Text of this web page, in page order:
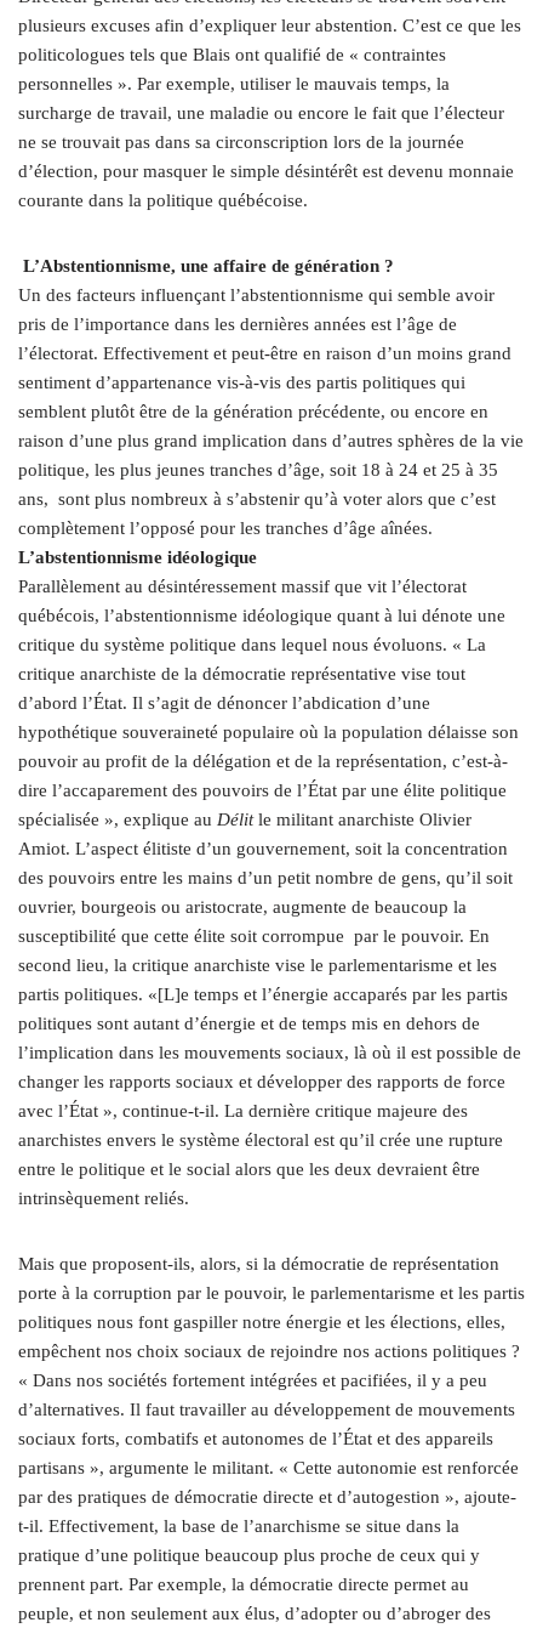
plusieurs excuses afin d’expliquer leur abstention. C’est ce que les
politicologues tels que Blais ont qualifié de « contraintes
personnelles ». Par exemple, utiliser le mauvais temps, la
surcharge de travail, une maladie ou encore le fait que l’électeur
ne se trouvait pas dans sa circonscription lors de la journée
d’élection, pour masquer le simple désintérêt est devenu monnaie
courante dans la politique québécoise.
L’Abstentionnisme, une affaire de génération ?
Un des facteurs influençant l’abstentionnisme qui semble avoir
pris de l’importance dans les dernières années est l’âge de
l’électorat. Effectivement et peut-être en raison d’un moins grand
sentiment d’appartenance vis-à-vis des partis politiques qui
semblent plutôt être de la génération précédente, ou encore en
raison d’une plus grand implication dans d’autres sphères de la vie
politique, les plus jeunes tranches d’âge, soit 18 à 24 et 25 à 35
ans, sont plus nombreux à s’abstenir qu’à voter alors que c’est
complètement l’opposé pour les tranches d’âge aînées.
L’abstentionnisme idéologique
Parallèlement au désintéressement massif que vit l’électorat
québécois, l’abstentionnisme idéologique quant à lui dénote une
critique du système politique dans lequel nous évoluons. « La
critique anarchiste de la démocratie représentative vise tout
d’abord l’État. Il s’agit de dénoncer l’abdication d’une
hypothétique souveraineté populaire où la population délaisse son
pouvoir au profit de la délégation et de la représentation, c’est-à-
dire l’accaparement des pouvoirs de l’État par une élite politique
spécialisée », explique au Délitle militant anarchiste Olivier
Amiot. L’aspect élitiste d’un gouvernement, soit la concentration
des pouvoirs entre les mains d’un petit nombre de gens, qu’il soit
ouvrier, bourgeois ou aristocrate, augmente de beaucoup la
susceptibilité que cette élite soit corrompue par le pouvoir. En
second lieu, la critique anarchiste vise le parlementarisme et les
partis politiques. «[L]e temps et l’énergie accaparés par les partis
politiques sont autant d’énergie et de temps mis en dehors de
l’implication dans les mouvements sociaux, là où il est possible de
changer les rapports sociaux et développer des rapports de force
avec l’État », continue-t-il. La dernière critique majeure des
anarchistes envers le système électoral est qu’il crée une rupture
entre le politique et le social alors que les deux devraient être
intrinsèquement reliés.
Mais que proposent-ils, alors, si la démocratie de représentation
porte à la corruption par le pouvoir, le parlementarisme et les partis
politiques nous font gaspiller notre énergie et les élections, elles,
empêchent nos choix sociaux de rejoindre nos actions politiques ?
« Dans nos sociétés fortement intégrées et pacifiées, il y a peu
d’alternatives. Il faut travailler au développement de mouvements
sociaux forts, combatifs et autonomes de l’État et des appareils
partisans », argumente le militant. « Cette autonomie est renforcée
par des pratiques de démocratie directe et d’autogestion », ajoute-
t-il. Effectivement, la base de l’anarchisme se situe dans la
pratique d’une politique beaucoup plus proche de ceux qui y
prennent part. Par exemple, la démocratie directe permet au
peuple, et non seulement aux élus, d’adopter ou d’abroger des